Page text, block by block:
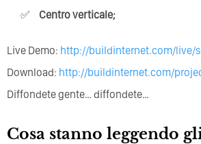
Centro verticale;
Live Demo: http://buildinternet.com/live/
Download: http://buildinternet.com/
Diffondete gente… diffondete…
Cosa stanno leggendo